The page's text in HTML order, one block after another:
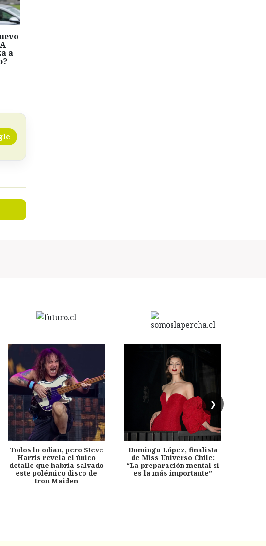
a
❯
Todos lo odian, pero Steve
Harris revela el único
detalle que habría salvado
este polémico disco de
Iron Maiden
Dominga López, finalista
de Miss Universo Chile:
“La preparación mental sí
es la más importante”